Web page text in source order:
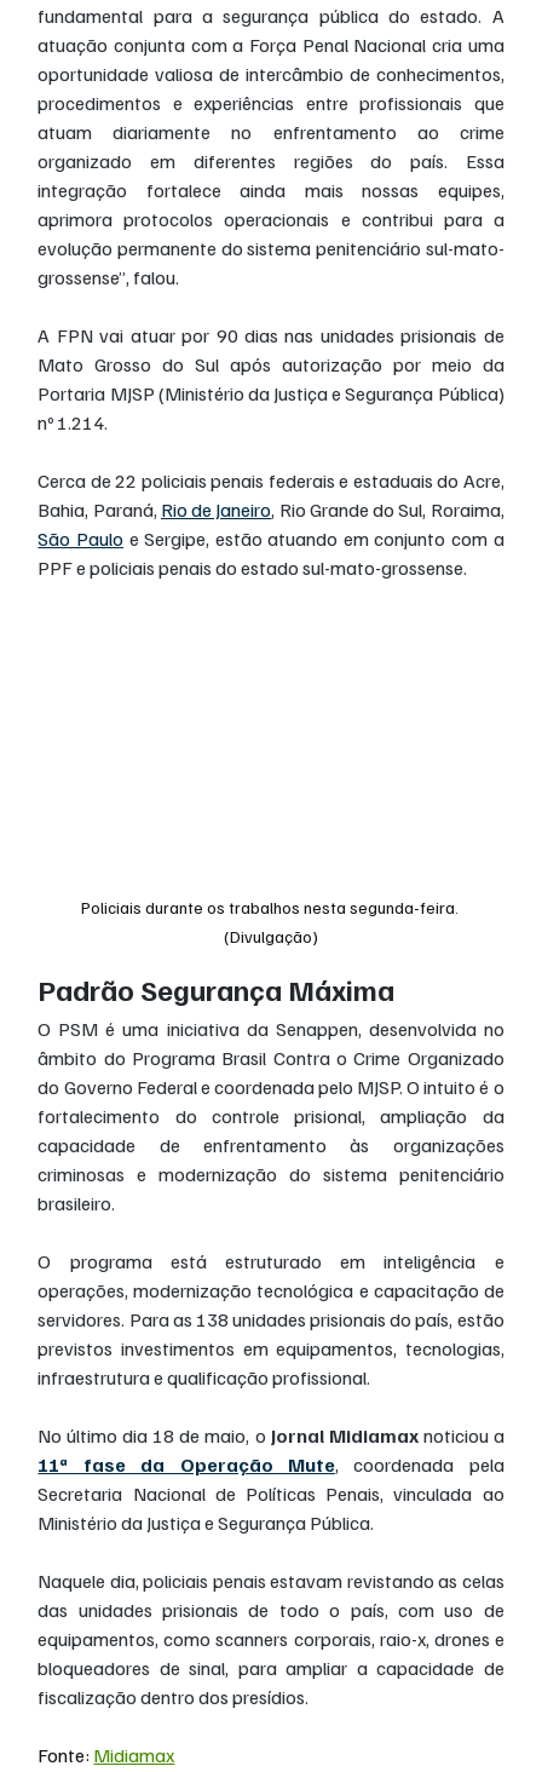
fundamental para a segurança pública do estado. A
atuação conjunta com a Força Penal Nacional cria uma
oportunidade valiosa de intercâmbio de conhecimentos,
procedimentos e experiências entre profissionais que
atuam diariamente no enfrentamento ao crime
organizado em diferentes regiões do país. Essa
integração fortalece ainda mais nossas equipes,
aprimora protocolos operacionais e contribui para a
evolução permanente do sistema penitenciário sul-mato-
grossense”, falou.
A FPN vai atuar por 90 dias nas unidades prisionais de
Mato Grosso do Sul após autorização por meio da
Portaria MJSP (Ministério da Justiça e Segurança Pública)
nº 1.214.
Cerca de 22 policiais penais federais e estaduais do Acre,
Bahia, Paraná, Rio de Janeiro
São Paulo e Sergipe, estão atuando em conjunto com a
PPF e policiais penais do estado sul-mato-grossense.
Policiais durante os trabalhos nesta segunda-feira.
(Divulgação)
Padrão Segurança Máxima
O PSM é uma iniciativa da Senappen, desenvolvida no
âmbito do Programa Brasil Contra o Crime Organizado
do Governo Federal e coordenada pelo MJSP. O intuito é o
fortalecimento do controle prisional, ampliação da
capacidade de enfrentamento às organizações
criminosas e modernização do sistema penitenciário
brasileiro.
O programa está estruturado em inteligência e
operações, modernização tecnológica e capacitação de
servidores. Para as 138 unidades prisionais do país, estão
previstos investimentos em equipamentos, tecnologias,
infraestrutura e qualificação profissional.
No último dia 18 de maio, o Jornal Midiamax
noticiou a
11ª fase da Operação Mute, coordenada pela
Secretaria Nacional de Políticas Penais, vinculada ao
Ministério da Justiça e Segurança Pública.
Naquele dia, policiais penais estavam revistando as celas
das unidades prisionais de todo o país, com uso de
equipamentos, como scanners corporais, raio-x, drones e
bloqueadores de sinal, para ampliar a capacidade de
fiscalização dentro dos presídios.
Fonte: Midiamax